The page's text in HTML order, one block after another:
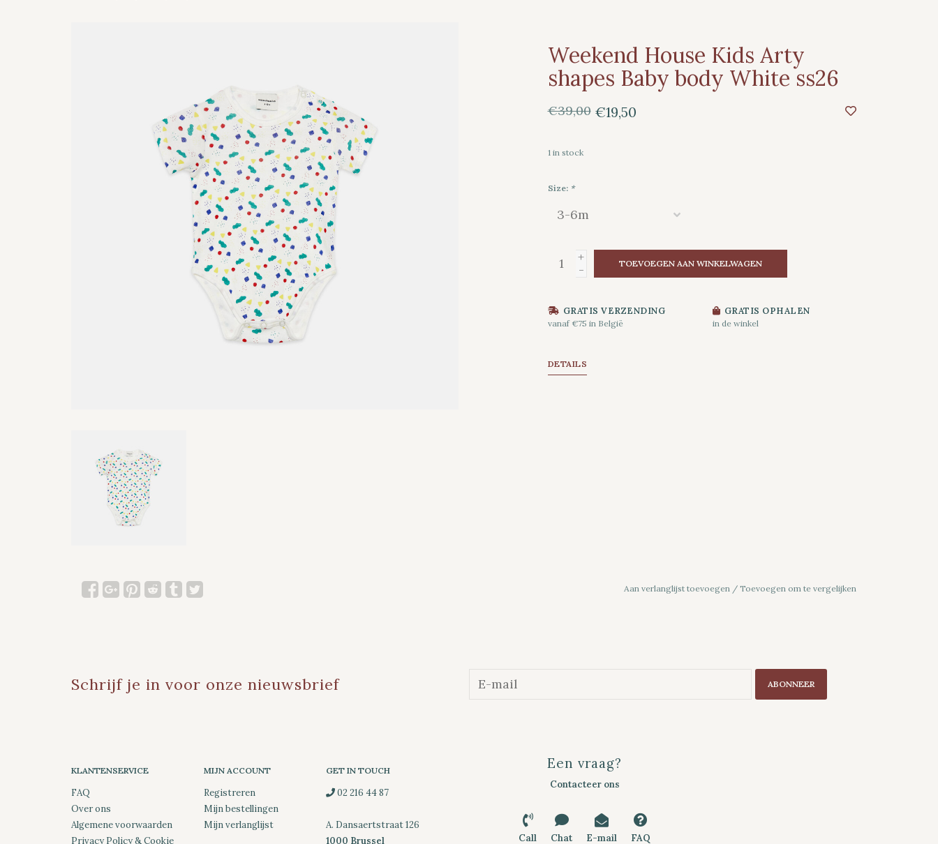
Weekend House Kids Arty
shapes Baby body White ss26
€39,00 €19,50
1 in stock
Size: *
+
- TOEVOEGEN AAN WINKELWAGEN
GRATIS VERZENDING
vanaf €75 in België
GRATIS OPHALEN
in de winkel
DETAILS
Aan verlanglijst toevoegen / Toevoegen om te vergelijken
Schrijf je in voor onze nieuwsbrief ABONNEER
KLANTENSERVICE
FAQ
Over ons
Algemene voorwaarden
Privacy Policy & Cookie
MIJN ACCOUNT
Registreren
Mijn bestellingen
Mijn verlanglijst
GET IN TOUCH
02 216 44 87
A. Dansaertstraat 126
1000 Brussel
Een vraag?
Contacteer ons
Call Chat E-mail FAQ